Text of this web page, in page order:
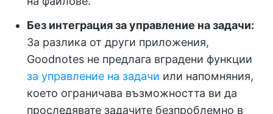
Без интеграция за управление на задачи:
За разлика от други приложения,
Goodnotes не предлага вградени функции
за управление на задачи или напомняния,
което ограничава възможността ви да
проследявате задачите безпроблемно в